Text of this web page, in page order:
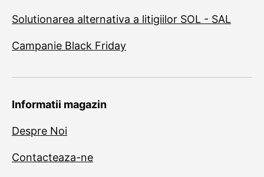
Solutionarea alternativa a litigiilor SOL - SAL
Campanie Black Friday
Informatii magazin
Despre Noi
Contacteaza-ne